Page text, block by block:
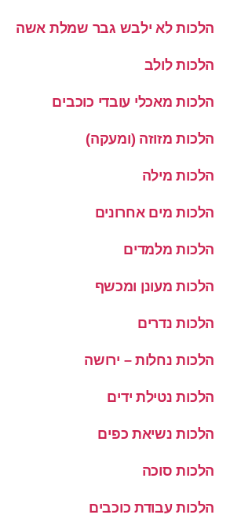
הלכות לא ילבש גבר שמלת אשה
הלכות לולב
הלכות מאכלי עובדי כוכבים
הלכות מזוזה (ומעקה)
הלכות מילה
הלכות מים אחרונים
הלכות מלמדים
הלכות מעונן ומכשף
הלכות נדרים
הלכות נחלות – ירושה
הלכות נטילת ידים
הלכות נשיאת כפים
הלכות סוכה
הלכות עבודת כוכבים